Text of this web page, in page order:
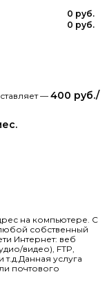
0 руб.
0 руб.
— 400 руб./
на компьютере. С
собственный
Интернет: веб
видео), FTP,
т.д.Данная услуга
почтового